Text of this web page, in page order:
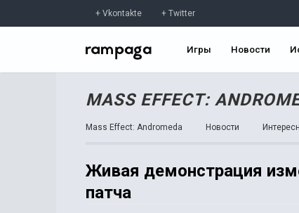
Vkontakte Twitter
Игры Новости
MASS EFFECT:
Mass Effect: Andromeda Новости
Живая демонстрация
патча